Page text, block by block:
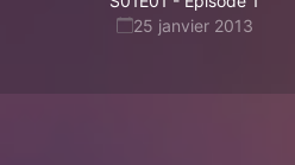
25 janvier 2013